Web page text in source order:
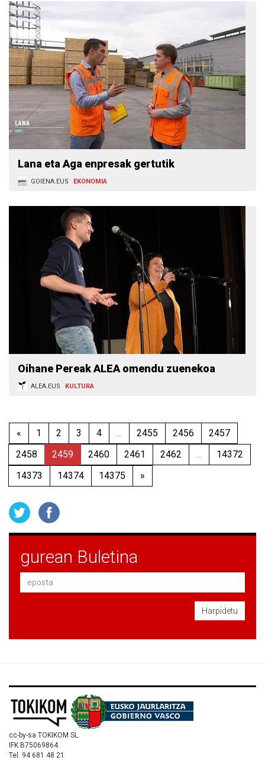
Lana eta Aga enpresak gertutik
GOIENA.EUS EKONOMIA
Oihane Pereak ALEA omendu zuenekoa
ALEA.EUS KULTURA
« 1 2 3 4 ... 2455 2456
2457
2458
2459 2460 2461 2462 ...
14372
14373
14374 14375 »
gurean Buletina
Harpidetu
cc-by-sa TOKIKOM SL.
IFK B75069864.
Tel. 94 681 48 21